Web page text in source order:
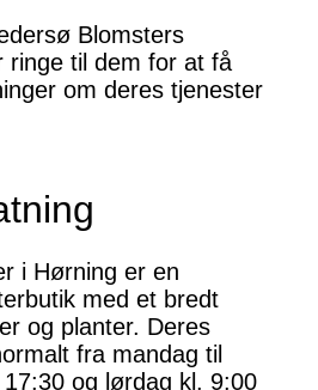
Blomsters
ringe til dem for at få
om deres tjenester
i Hørning er en
med et bredt
og planter. Deres
fra mandag til
og lørdag kl. 9:00